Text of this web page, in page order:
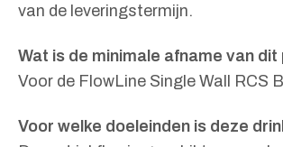
van de leveringstermijn.
Wat is de minimale afname van
Voor de FlowLine Single Wall RCS
Voor welke doeleinden is deze